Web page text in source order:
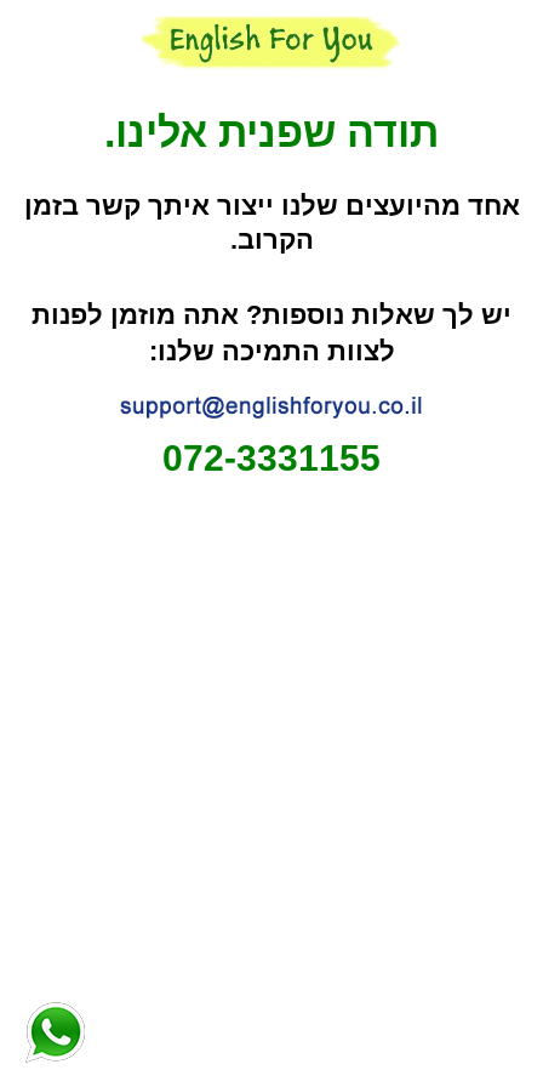
תודה שפנית אלינו.
אחד מהיועצים שלנו ייצור איתך קשר בזמן
הקרוב.
יש לך שאלות נוספות? אתה מוזמן לפנות
לצוות התמיכה שלנו:
072-3331155